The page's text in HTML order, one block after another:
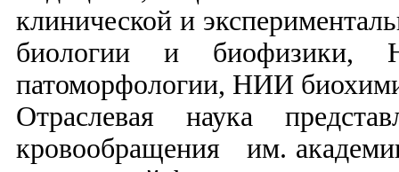
клинической и
биологии и биофизики,
патоморфологии, НИИ
Отраслевая наука
кровообращения им.